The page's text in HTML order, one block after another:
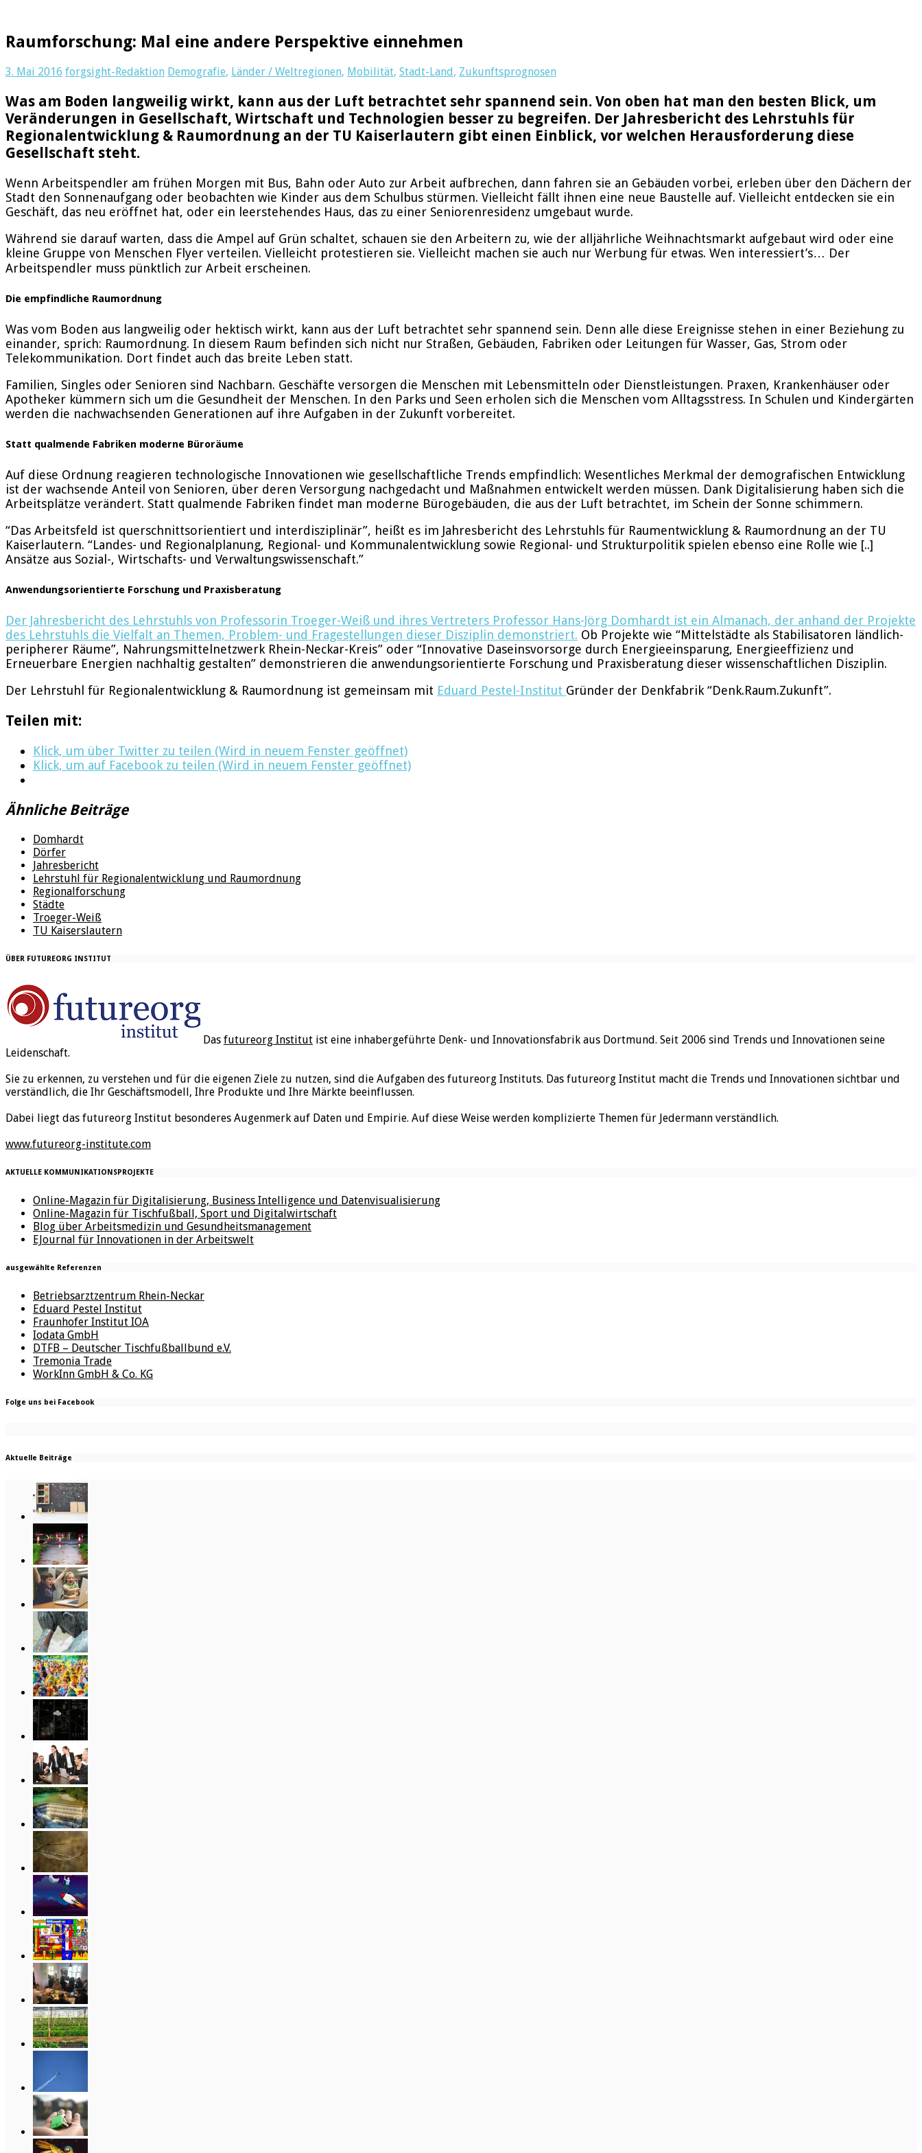
Raumforschung: Mal eine andere Perspektive einnehmen
3. Mai 2016 forgsight-Redaktion Demografie, Länder / Weltregionen, Mobilität, Stadt-Land, Zukunftsprognosen
Was am Boden langweilig wirkt, kann aus der Luft betrachtet sehr spannend sein. Von oben hat man den besten Blick, um
Veränderungen in Gesellschaft, Wirtschaft und Technologien besser zu begreifen. Der Jahresbericht des Lehrstuhls für
Regionalentwicklung & Raumordnung an der TU Kaiserlautern gibt einen Einblick, vor welchen Herausforderung diese
Gesellschaft steht.
Wenn Arbeitspendler am frühen Morgen mit Bus, Bahn oder Auto zur Arbeit aufbrechen, dann fahren sie an Gebäuden vorbei, erleben über den Dächern der
Stadt den Sonnenaufgang oder beobachten wie Kinder aus dem Schulbus stürmen. Vielleicht fällt ihnen eine neue Baustelle auf. Vielleicht entdecken sie ein
Geschäft, das neu eröffnet hat, oder ein leerstehendes Haus, das zu einer Seniorenresidenz umgebaut wurde.
Während sie darauf warten, dass die Ampel auf Grün schaltet, schauen sie den Arbeitern zu, wie der alljährliche Weihnachtsmarkt aufgebaut wird oder eine
kleine Gruppe von Menschen Flyer verteilen. Vielleicht protestieren sie. Vielleicht machen sie auch nur Werbung für etwas. Wen interessiert’s… Der
Arbeitspendler muss pünktlich zur Arbeit erscheinen.
Die empfindliche Raumordnung
Was vom Boden aus langweilig oder hektisch wirkt, kann aus der Luft betrachtet sehr spannend sein. Denn alle diese Ereignisse stehen in einer Beziehung zu
einander, sprich: Raumordnung. In diesem Raum befinden sich nicht nur Straßen, Gebäuden, Fabriken oder Leitungen für Wasser, Gas, Strom oder
Telekommunikation. Dort findet auch das breite Leben statt.
Familien, Singles oder Senioren sind Nachbarn. Geschäfte versorgen die Menschen mit Lebensmitteln oder Dienstleistungen. Praxen, Krankenhäuser oder
Apotheker kümmern sich um die Gesundheit der Menschen. In den Parks und Seen erholen sich die Menschen vom Alltagsstress. In Schulen und Kindergärten
werden die nachwachsenden Generationen auf ihre Aufgaben in der Zukunft vorbereitet.
Statt qualmende Fabriken moderne Büroräume
Auf diese Ordnung reagieren technologische Innovationen wie gesellschaftliche Trends empfindlich: Wesentliches Merkmal der demografischen Entwicklung
ist der wachsende Anteil von Senioren, über deren Versorgung nachgedacht und Maßnahmen entwickelt werden müssen. Dank Digitalisierung haben sich die
Arbeitsplätze verändert. Statt qualmende Fabriken findet man moderne Bürogebäuden, die aus der Luft betrachtet, im Schein der Sonne schimmern.
“Das Arbeitsfeld ist querschnittsorientiert und interdisziplinär”, heißt es im Jahresbericht des Lehrstuhls für Raumentwicklung & Raumordnung an der TU
Kaiserlautern. “Landes- und Regionalplanung, Regional- und Kommunalentwicklung sowie Regional- und Strukturpolitik spielen ebenso eine Rolle wie [..]
Ansätze aus Sozial-, Wirtschafts- und Verwaltungswissenschaft.”
Anwendungsorientierte Forschung und Praxisberatung
Der Jahresbericht des Lehrstuhls von Professorin Troeger-Weiß und ihres Vertreters Professor Hans-Jörg Domhardt ist ein Almanach, der anhand der Projekte
des Lehrstuhls die Vielfalt an Themen, Problem- und Fragestellungen dieser Disziplin demonstriert. Ob Projekte wie “Mittelstädte als Stabilisatoren ländlich-
peripherer Räume”, Nahrungsmittelnetzwerk Rhein-Neckar-Kreis” oder “Innovative Daseinsvorsorge durch Energieeinsparung, Energieeffizienz und
Erneuerbare Energien nachhaltig gestalten” demonstrieren die anwendungsorientierte Forschung und Praxisberatung dieser wissenschaftlichen Disziplin.
Der Lehrstuhl für Regionalentwicklung & Raumordnung ist gemeinsam mit Eduard Pestel-Institut Gründer der Denkfabrik “Denk.Raum.Zukunft”.
Teilen mit:
Klick, um über Twitter zu teilen (Wird in neuem Fenster geöffnet)
Klick, um auf Facebook zu teilen (Wird in neuem Fenster geöffnet)
Ähnliche Beiträge
Domhardt
Dörfer
Jahresbericht
Lehrstuhl für Regionalentwicklung und Raumordnung
Regionalforschung
Städte
Troeger-Weiß
TU Kaiserslautern
ÜBER FUTUREORG INSTITUT
Das futureorg Institut ist eine inhabergeführte Denk- und Innovationsfabrik aus Dortmund. Seit 2006 sind Trends und Innovationen seine
Leidenschaft.
Sie zu erkennen, zu verstehen und für die eigenen Ziele zu nutzen, sind die Aufgaben des futureorg Instituts. Das futureorg Institut macht die Trends und Innovationen sichtbar und
verständlich, die Ihr Geschäftsmodell, Ihre Produkte und Ihre Märkte beeinflussen.
Dabei liegt das futureorg Institut besonderes Augenmerk auf Daten und Empirie. Auf diese Weise werden komplizierte Themen für Jedermann verständlich.
www.futureorg-institute.com
AKTUELLE KOMMUNIKATIONSPROJEKTE
Online-Magazin für Digitalisierung, Business Intelligence und Datenvisualisierung
Online-Magazin für Tischfußball, Sport und Digitalwirtschaft
Blog über Arbeitsmedizin und Gesundheitsmanagement
EJournal für Innovationen in der Arbeitswelt
ausgewählte Referenzen
Betriebsarztzentrum Rhein-Neckar
Eduard Pestel Institut
Fraunhofer Institut IOA
Iodata GmbH
DTFB – Deutscher Tischfußballbund e.V.
Tremonia Trade
WorkInn GmbH & Co. KG
Folge uns bei Facebook
Aktuelle Beiträge